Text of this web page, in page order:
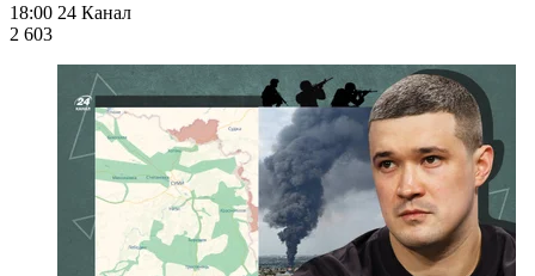
18:00 24 Канал
2 603